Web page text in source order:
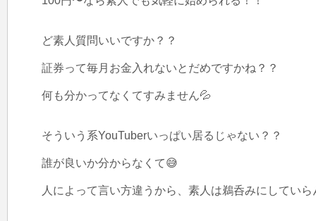
ど素人質問いいですか？？
証券って毎月お金入れないとだめですかね？？
何も分かってなくてすみません💦
そういう系YouTuberいっぱい居るじゃない？？
誰が良いか分からなくて😅
人によって言い方違うから、素人は鵜呑みにしていら